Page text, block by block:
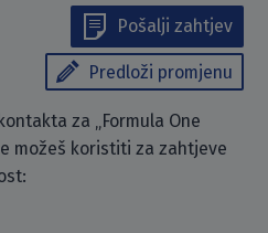
Pošalji zahtjev
Predloži promjenu
za „Formula One
možeš koristiti za zahtjeve